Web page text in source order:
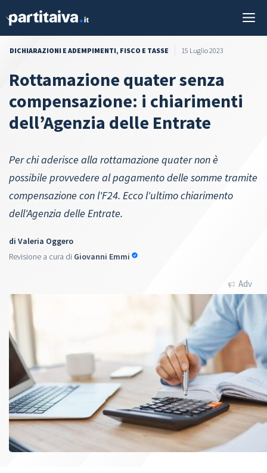
DICHIARAZIONI E ADEMPIMENTI, FISCO E TASSE 15 Luglio 2023
Rottamazione quater senza
compensazione: i chiarimenti
dell’Agenzia delle Entrate
Per chi aderisce alla rottamazione quater non è
possibile provvedere al pagamento delle somme tramite
compensazione con l'F24. Ecco l'ultimo chiarimento
dell'Agenzia delle Entrate.
di Valeria Oggero
Revisione a cura di Giovanni Emmi
Adv